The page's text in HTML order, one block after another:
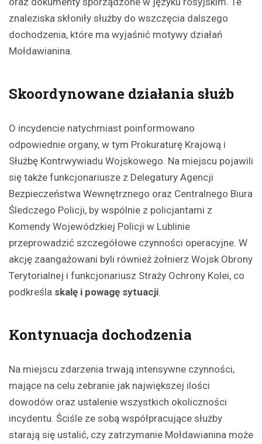
znaleziska skłoniły służby do wszczęcia dalszego
dochodzenia, które ma wyjaśnić motywy działań
Mołdawianina.
Skoordynowane działania służb
O incydencie natychmiast poinformowano
odpowiednie organy, w tym Prokuraturę Krajową i
Służbę Kontrwywiadu Wojskowego. Na miejscu pojawili
się także funkcjonariusze z Delegatury Agencji
Bezpieczeństwa Wewnętrznego oraz Centralnego Biura
Śledczego Policji, by wspólnie z policjantami z
Komendy Wojewódzkiej Policji w Lublinie
przeprowadzić szczegółowe czynności operacyjne. W
akcję zaangażowani byli również żołnierz Wojsk Obrony
Terytorialnej i funkcjonariusz Straży Ochrony Kolei, co
podkreśla skalę i powagę sytuacji.
Kontynuacja dochodzenia
Na miejscu zdarzenia trwają intensywne czynności,
mające na celu zebranie jak największej ilości
dowodów oraz ustalenie wszystkich okoliczności
incydentu. Ściśle ze sobą współpracujące służby
starają się ustalić, czy zatrzymanie Mołdawianina może